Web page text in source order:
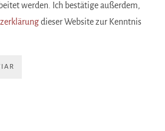
werden. Ich bestätige außerdem,
dieser Website zur Kenntnis